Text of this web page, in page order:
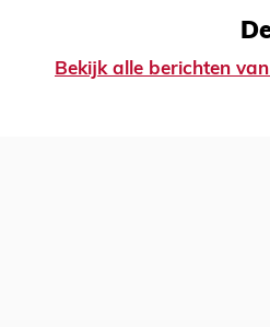
Bekijk alle berichten